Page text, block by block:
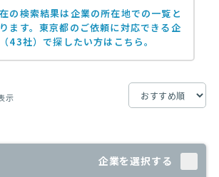
の検索結果は企業の所在地での一覧と
ます。東京都のご依頼に対応できる企
43社）で探したい方はこちら。
示
企業を選択する